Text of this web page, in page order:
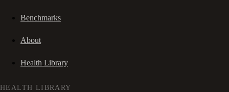
Benchmarks
About
Health Library
HEALTH LIBRARY